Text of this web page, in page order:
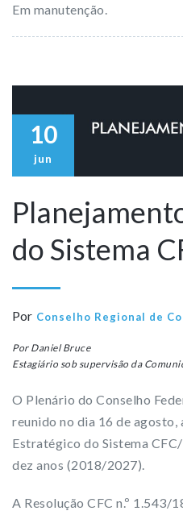
Em manutenção.
10
jun
do Sistema
Por Conselho Regional de
Por Daniel Bruce
Estagiário sob supervisão da
O Plenário do Conselho
reunido no dia 16 de agosto,
Estratégico do Sistema
dez anos (2018/2027).
A Resolução CFC n.º 1.543/